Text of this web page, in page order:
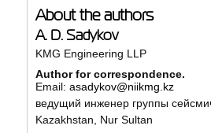
About the authors
A. D. Sadykov
KMG Engineering LLP
Author for correspondence.
Email: asadykov@niikmg.kz
ведущий инженер группы
Kazakhstan, Nur Sultan